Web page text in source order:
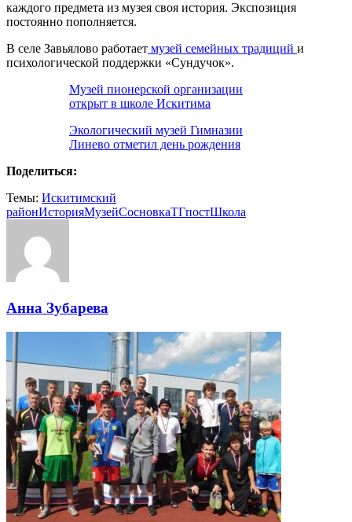
каждого предмета из музея своя история. Экспозиция
постоянно пополняется.
В селе Завьялово работает музей семейных традиций и
психологической поддержки «Сундучок».
Музей пионерской организации
открыт в школе Искитима
Экологический музей Гимназии
Линево отметил день рождения
Поделиться:
Темы: Искитимский
районИсторияМузейСосновкаТГпостШкола
Анна Зубарева